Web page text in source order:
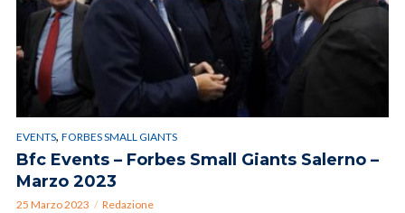
EVENTS, FORBES SMALL GIANTS
Bfc Events – Forbes Small Giants Salerno –
Marzo 2023
25 Marzo 2023 Redazione